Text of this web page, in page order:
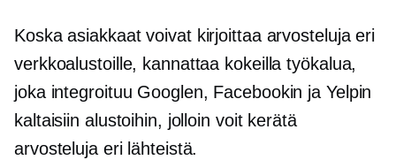
Koska asiakkaat voivat kirjoittaa arvosteluja eri
verkkoalustoille, kannattaa kokeilla työkalua,
joka integroituu Googlen, Facebookin ja Yelpin
kaltaisiin alustoihin, jolloin voit kerätä
arvosteluja eri lähteistä.